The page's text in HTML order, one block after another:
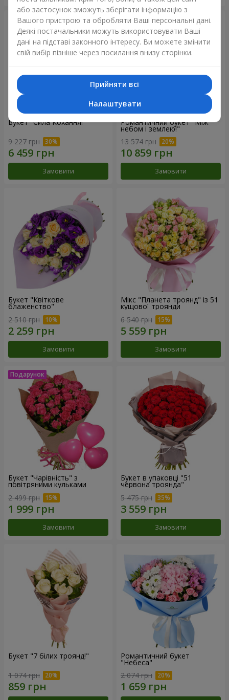
Букет "Сила Кохання!"
9 227 грн
Замовити
Романтичний букет "Між
небом і землею!"
13 574 грн
Замовити
Букет "Квіткове
блаженство"
2 510 грн
Замовити
Мікс "Планета троянд" із 51
кущової троянди
6 540 грн
Замовити
Букет "Чарівність" з
повітряними кульками
2 499 грн
Замовити
Букет в упаковці "51
червона троянда"
5 475 грн
Замовити
Букет "7 білих троянд!"
1 074 грн
Романтичний букет
"Небеса"
2 074 грн
або застосунок зможуть зберігати інформацію з
Вашого пристрою та обробляти Ваші персональні дані.
Деякі постачальники можуть використовувати Ваші
дані на підставі законного інтересу. Ви можете змінити
свій вибір пізніше через посилання внизу сторінки.
Прийняти всі
Налаштувати